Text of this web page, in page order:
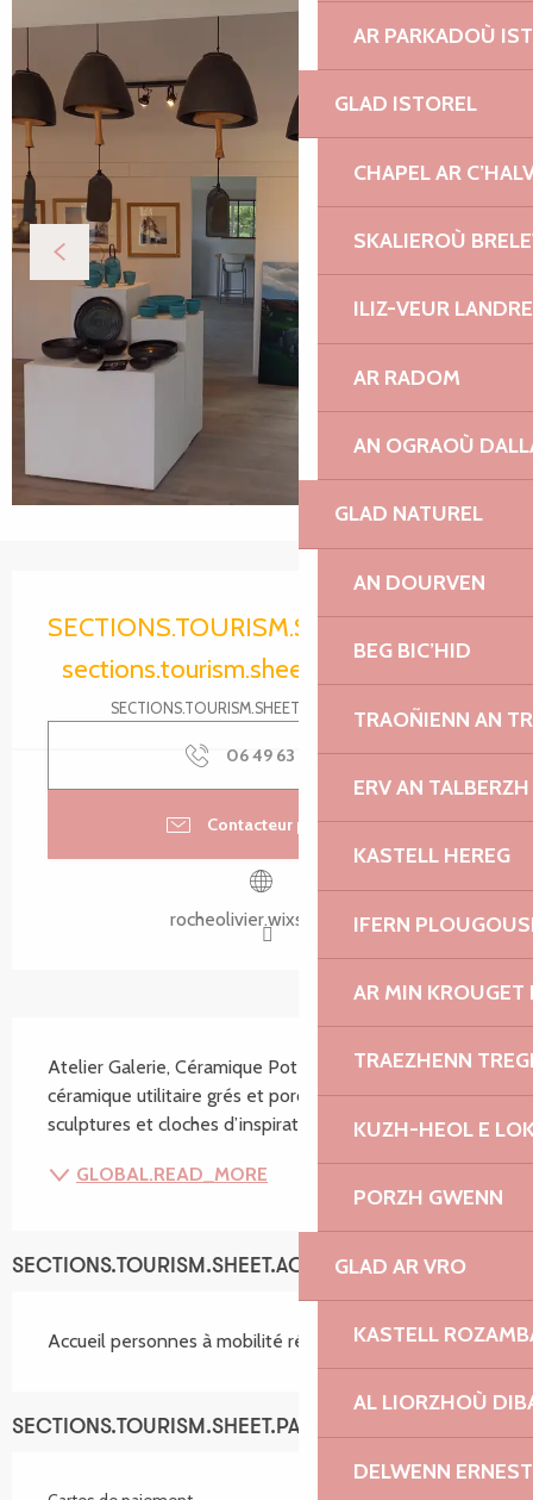
AR PARKADOÙ
GLAD ISTOREL
CHAPEL AR
SKALIEROÙ
ILIZ-VEUR
AR RADOM
AN OGRAOÙ
GLAD NATUREL
AN DOURVEN
BEG BIC’HID
TRAOÑIENN AN
ERV AN TALBERZH
KASTELL HEREG
IFERN
AR MIN KROUGET
TRAEZHENN
KUZH-HEOL E
PORZH GWENN
GLAD AR VRO
KASTELL
AL LIORZHOÙ
DELWENN
sections.tourism.sheet.periods.today
SECTIONS.TOURISM.SHEET.PERIODS.DETAILS
06 49 63 64▒▒
Contacteur par email
rocheolivier.wixsite.com
SECTIONS.TOURISM.SHEET.DESCRIPTION
Atelier Galerie, Céramique Poterie Vente de
céramique utilitaire grés et porcelaine ainsi que des
sculptures et cloches d’inspiration japonaise.
GLOBAL.READ_MORE
SECTIONS.TOURISM.SHEET.ACCESSIBILITY_SERVICES
Accueil personnes à mobilité réduite
SECTIONS.TOURISM.SHEET.PAYMENTS_METHODS